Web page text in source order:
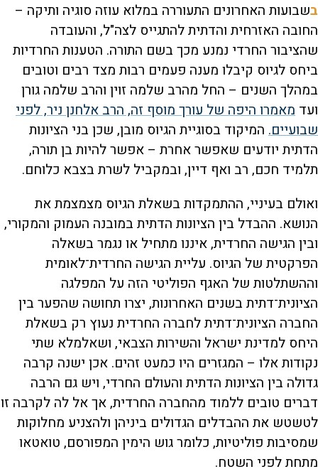
בשבועות האחרונים התעוררה במלוא עוזה סוגיה ותיקה –
החובה האזרחית והדתית להתגייס לצה"ל, והעובדה
שהציבור החרדי נמנע מכך בשם התורה. הטענות החרדיות
ביחס לגיוס קיבלו מענה פעמים רבות מצד רבים וטובים
במהלך השנים – החל מהרב שלמה זוין והרב שלמה גורן
ועד מאמרו היפה של עורך מוסף זה, הרב אלחנן ניר, לפני
שבועיים. המיקוד בסוגיית הגיוס מובן, שכן בני הציונות
הדתית יודעים שאפשר אחרת – אפשר להיות בן תורה,
תלמיד חכם, רב ואף דיין, ובמקביל לשרת בצבא כלוחם.
ואולם בעיניי, ההתמקדות בשאלת הגיוס מצמצמת את
הנושא. ההבדל בין הציונות הדתית במובנה העמוק והמקורי,
ובין הגישה החרדית, איננו מתחיל או נגמר בשאלה
הפרקטית של הגיוס. עליית הגישה החרדית־לאומית
וההשתלטות של האגף הפוליטי הזה על המפלגה
הציונית־דתית בשנים האחרונות, יצרו תחושה שהפער בין
החברה הציונית־דתית לחברה החרדית נעוץ רק בשאלת
היחס למדינת ישראל והשירות הצבאי, ושאלמלא שתי
נקודות אלו – המגזרים היו כמעט זהים. אכן ישנה קרבה
גדולה בין הציונות הדתית והעולם החרדי, ויש גם הרבה
דברים טובים ללמוד מהחברה החרדית, אך אל לה לקרבה זו
לטשטש את ההבדלים הגדולים ביניהן ולהצניע מחלוקות
שמסיבות פוליטיות, כלומר גוש הימין המפורסם, טואטאו
מתחת לפני השטח.